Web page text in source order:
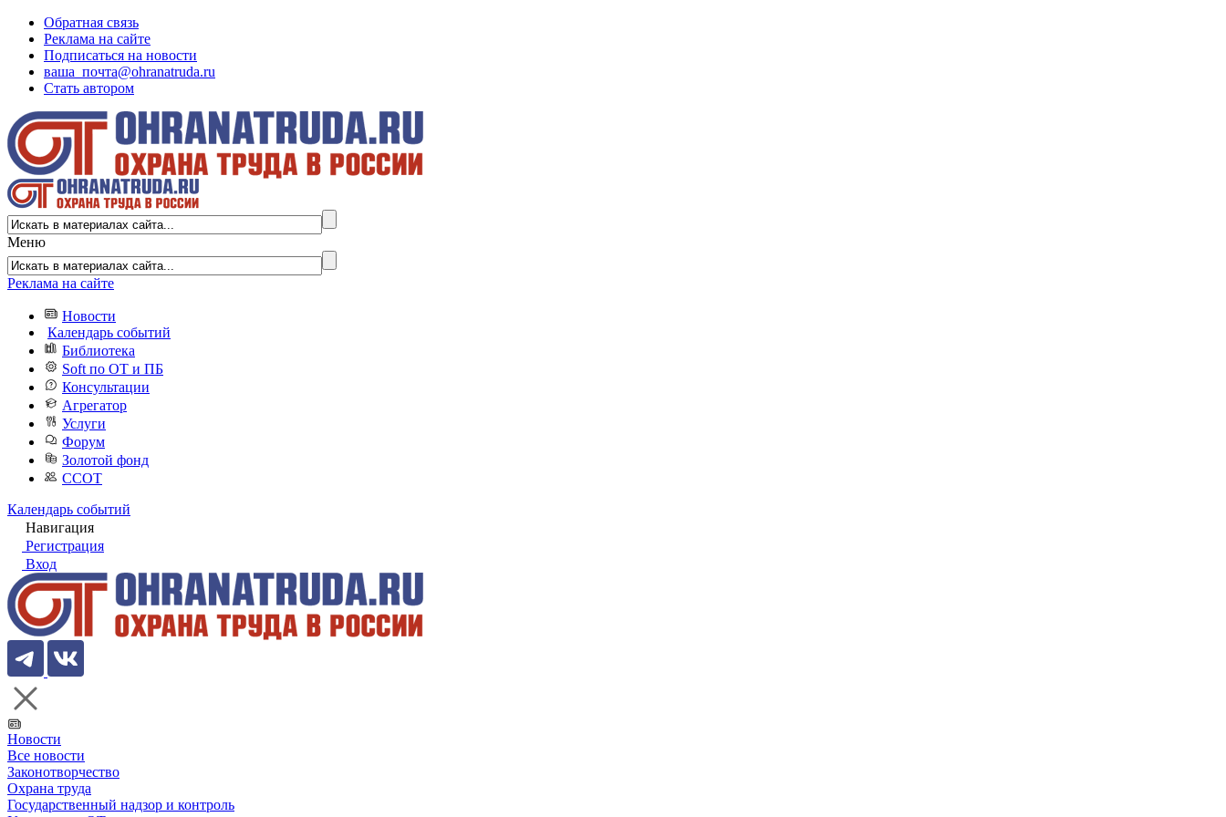
Обратная связь
Реклама на сайте
Подписаться на новости
ваша_почта@ohranatruda.ru
Стать автором
Меню
Реклама на сайте
Новости
Календарь событий
Библиотека
Soft по ОТ и ПБ
Консультации
Агрегатор
Услуги
Форум
Золотой фонд
ССОТ
Календарь событий
Навигация
Регистрация
Вход
Новости
Все новости
Законотворчество
Охрана труда
Государственный надзор и контроль